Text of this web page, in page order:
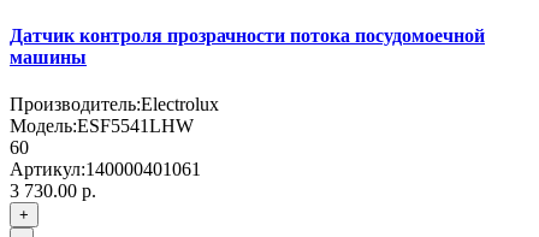
Датчик контроля прозрачности потока посудомоечной
машины
Производитель:Electrolux
Модель:ESF5541LHW
60
Артикул:140000401061
3 730.00 р.
+